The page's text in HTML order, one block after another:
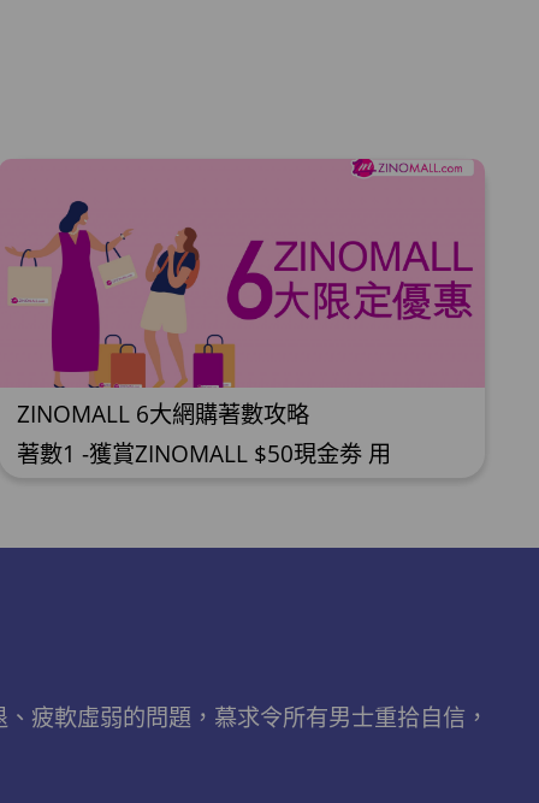
ZINOMALL 6大網購著數攻略
著數1 -獲賞ZINOMALL $50現金劵 用
惠劵，即減$80及送神秘迎新禮物。 著數3-
新會員購物滿$1088(折實)即減$150, 再送
疲軟虛弱的問題，慕求令所有男士重拾自信，